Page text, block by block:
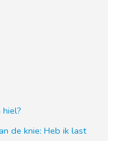
de knie: Heb ik last